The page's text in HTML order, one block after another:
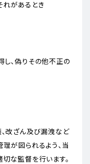
れがあるとき
し、偽りその他不正の
、改ざん及び漏洩など
が図られるよう、当
な監督を行います。